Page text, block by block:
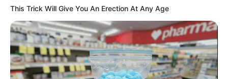
This Trick Will Give You An Erection At Any Age